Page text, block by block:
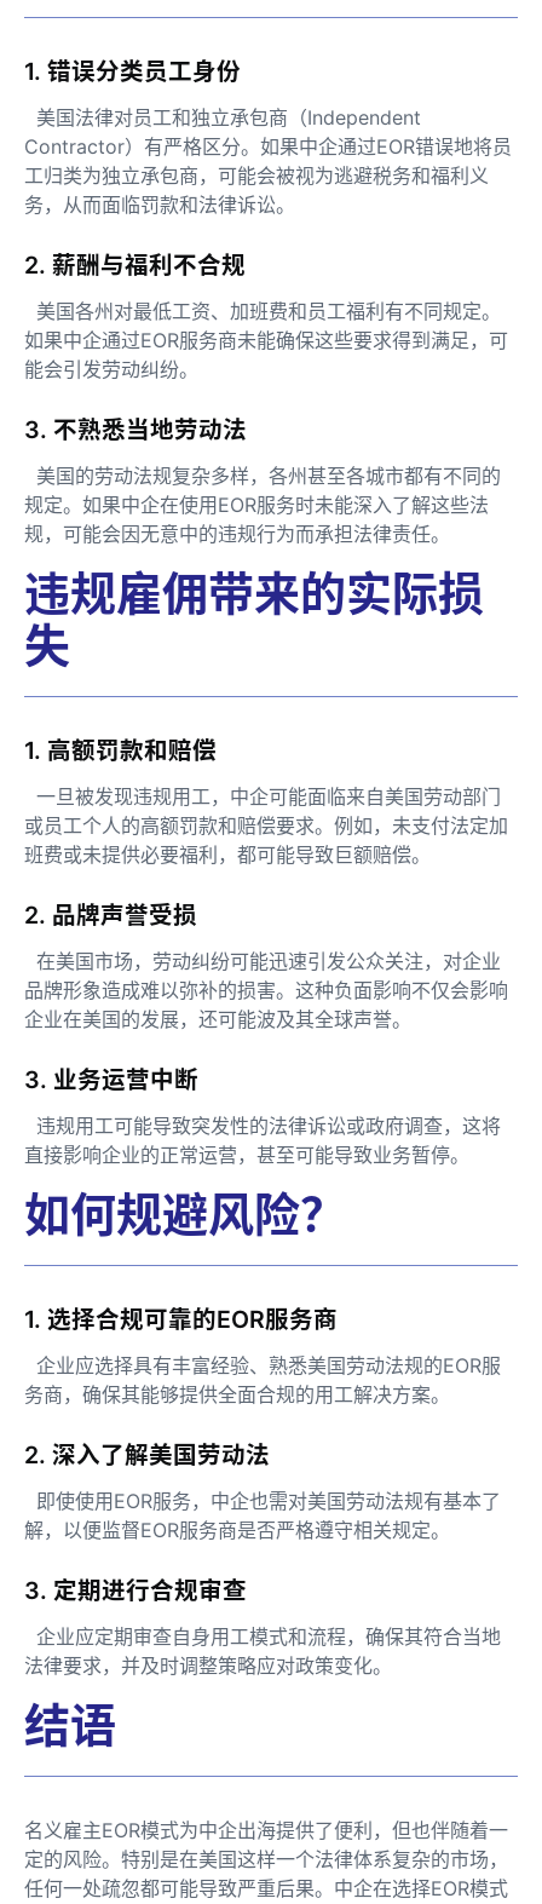
1. 错误分类员工身份
美国法律对员工和独立承包商（Independent
Contractor）有严格区分。如果中企通过EOR错误地将员
工归类为独立承包商，可能会被视为逃避税务和福利义
务，从而面临罚款和法律诉讼。
2. 薪酬与福利不合规
美国各州对最低工资、加班费和员工福利有不同规定。
如果中企通过EOR服务商未能确保这些要求得到满足，可
能会引发劳动纠纷。
3. 不熟悉当地劳动法
美国的劳动法规复杂多样，各州甚至各城市都有不同的
规定。如果中企在使用EOR服务时未能深入了解这些法
规，可能会因无意中的违规行为而承担法律责任。
违规雇佣带来的实际损
失
1. 高额罚款和赔偿
一旦被发现违规用工，中企可能面临来自美国劳动部门
或员工个人的高额罚款和赔偿要求。例如，未支付法定加
班费或未提供必要福利，都可能导致巨额赔偿。
2. 品牌声誉受损
在美国市场，劳动纠纷可能迅速引发公众关注，对企业
品牌形象造成难以弥补的损害。这种负面影响不仅会影响
企业在美国的发展，还可能波及其全球声誉。
3. 业务运营中断
违规用工可能导致突发性的法律诉讼或政府调查，这将
直接影响企业的正常运营，甚至可能导致业务暂停。
如何规避风险？
1. 选择合规可靠的EOR服务商
企业应选择具有丰富经验、熟悉美国劳动法规的EOR服
务商，确保其能够提供全面合规的用工解决方案。
2. 深入了解美国劳动法
即使使用EOR服务，中企也需对美国劳动法规有基本了
解，以便监督EOR服务商是否严格遵守相关规定。
3. 定期进行合规审查
企业应定期审查自身用工模式和流程，确保其符合当地
法律要求，并及时调整策略应对政策变化。
结语
名义雇主EOR模式为中企出海提供了便利，但也伴随着一
定的风险。特别是在美国这样一个法律体系复杂的市场，
任何一处疏忽都可能导致严重后果。中企在选择EOR模式